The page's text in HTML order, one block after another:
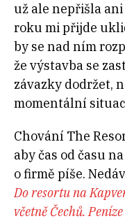
už ale nepřišla
roku mi přijde
by se nad ním
že výstavba se
závazky dodržet,
momentální
Chování The
aby čas od času
o firmě píše.
Do resortu na
včetně Čechů.